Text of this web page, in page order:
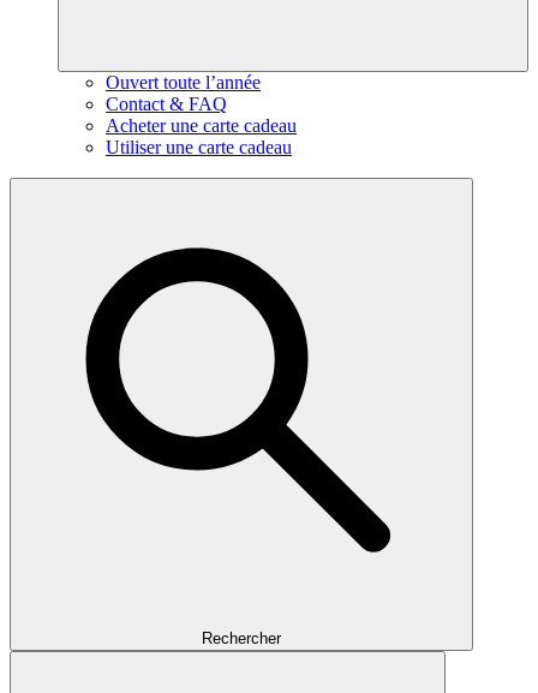
Ouvert toute l’année
Contact & FAQ
Acheter une carte cadeau
Utiliser une carte cadeau
Rechercher